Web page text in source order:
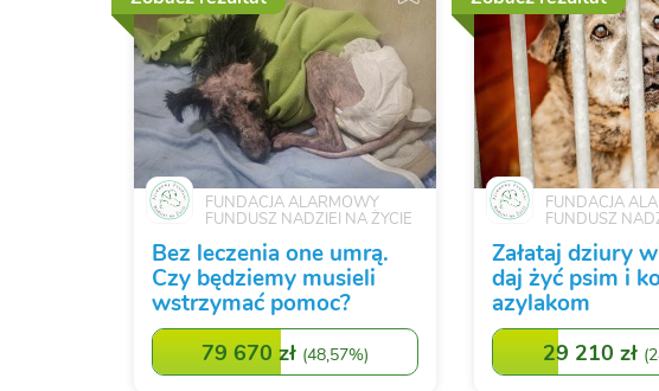
FUNDACJA ALARMOWY
FUNDUSZ NADZIEI NA ŻYCIE
Bez leczenia one umrą.
Czy będziemy musieli
wstrzymać pomoc?
79 670 zł (48,57%)
FUNDACJA
FUNDUSZ
Załataj dziury
daj żyć psim i
azylakom
29 210 zł (